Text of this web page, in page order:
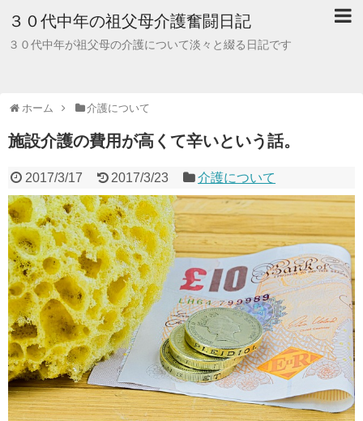
３０代中年の祖父母介護奮闘日記
３０代中年が祖父母の介護について淡々と綴る日記です
ホーム 介護について
施設介護の費用が高くて辛いという話。
2017/3/17 2017/3/23 介護について